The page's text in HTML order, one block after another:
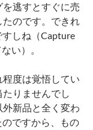
逃すとすぐに売
のです。できれ
しね（Capture
い）。
度は覚悟してい
りませんでし
新品と全く変わ
ですから、もの